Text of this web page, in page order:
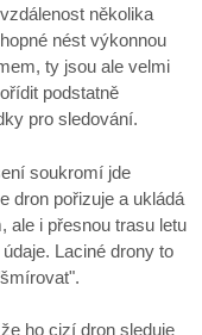
několika
nést výkonnou
ty jsou ale velmi
podstatně
pro sledování.
soukromí jde
dron pořizuje a ukládá
ale i přesnou trasu letu
Laciné drony to
ho cizí dron sleduje